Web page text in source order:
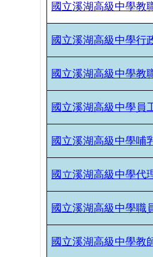
國立溪湖高級中學教
國立溪湖高級中學行
國立溪湖高級中學教
國立溪湖高級中學員
國立溪湖高級中學哺
國立溪湖高級中學代
國立溪湖高級中學職
國立溪湖高級中學教